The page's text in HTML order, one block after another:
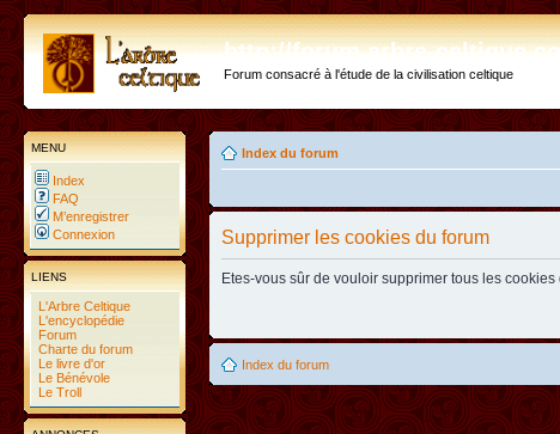
http://forum.arbre-
Forum consacré à l'étude de la civilisation celtique
MENU
Index
FAQ
M’enregistrer
Connexion
LIENS
L'Arbre Celtique
L'encyclopédie
Forum
Charte du forum
Le livre d'or
Le Bénévole
Le Troll
Index du forum
Supprimer les cookies du forum
Etes-vous sûr de vouloir supprimer tous les cookies
Index du forum